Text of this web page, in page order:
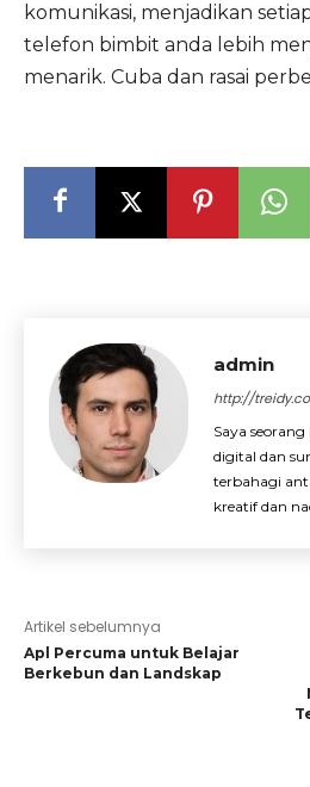
komunikasi, menjadikan
telefon bimbit anda lebih
menarik. Cuba dan rasai
admin
http://
Saya
digital dan
terbahagi
kreatif dan
Artikel sebelumnya
Apl Percuma untuk Belajar
Berkebun dan Landskap